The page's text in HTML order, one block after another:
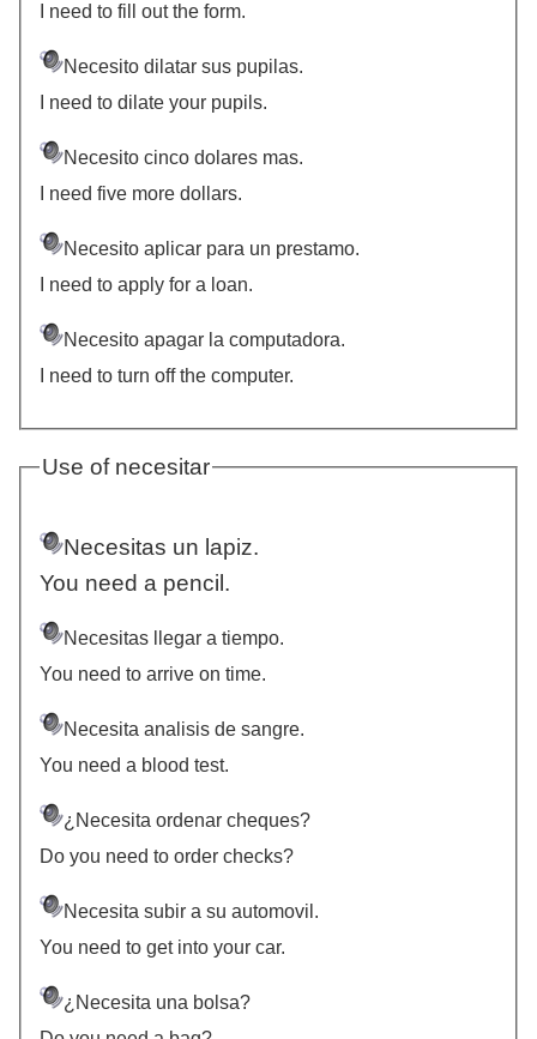
I need to fill out the form.
Necesito dilatar sus pupilas.
I need to dilate your pupils.
Necesito cinco dolares mas.
I need five more dollars.
Necesito aplicar para un prestamo.
I need to apply for a loan.
Necesito apagar la computadora.
I need to turn off the computer.
Use of necesitar
Necesitas un lapiz.
You need a pencil.
Necesitas llegar a tiempo.
You need to arrive on time.
Necesita analisis de sangre.
You need a blood test.
¿Necesita ordenar cheques?
Do you need to order checks?
Necesita subir a su automovil.
You need to get into your car.
¿Necesita una bolsa?